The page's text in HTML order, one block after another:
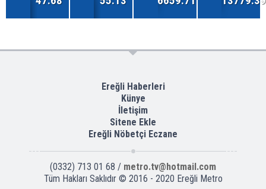
Ereğli Haberleri
Künye
İletişim
Sitene Ekle
Ereğli Nöbetçi Eczane
(0332) 713 01 68 / metro.tv@hotmail.com
Tüm Hakları Saklıdır © 2016 - 2020 Ereğli Metro